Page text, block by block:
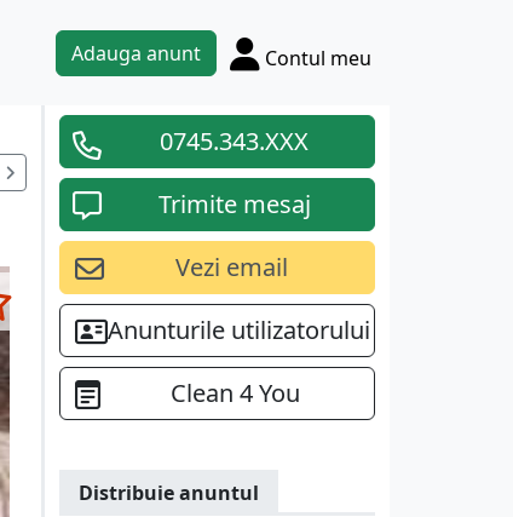
Adauga anunt Contul meu
0745.343.XXX
Trimite mesaj
Vezi email
Anunturile utilizatorului
Clean 4 You
Distribuie anuntul